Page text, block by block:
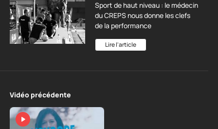
Sport de haut niveau : le médecin
du CREPS nous donne les clefs
de la performance
Lire l'article
Vidéo précédente